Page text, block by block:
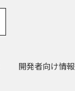
開発者向け情報